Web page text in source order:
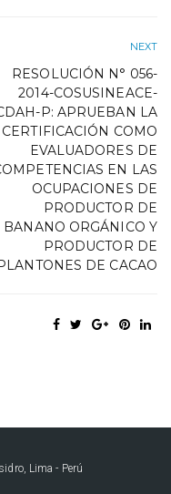
NEXT
RESOLUCIÓN N° 056-
2014-COSUSINEACE-
P: APRUEBAN LA
CERTIFICACIÓN COMO
EVALUADORES DE
EN LAS
OCUPACIONES DE
PRODUCTOR DE
BANANO ORGÁNICO Y
PRODUCTOR DE
DE CACAO
Lima - Perú